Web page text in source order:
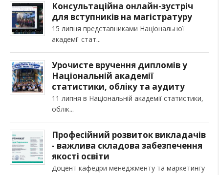
Консультаційна онлайн-зустріч
для вступників на магістратуру
15 липня представниками Національної
академії стат
Урочисте вручення дипломів у
Національній академії
статистики, обліку та аудиту
11 липня в Національній академії статистики,
облік
Професійний розвиток викладачів
- важлива складова забезпечення
якості освіти
Доцент кафедри менеджменту та маркетингу